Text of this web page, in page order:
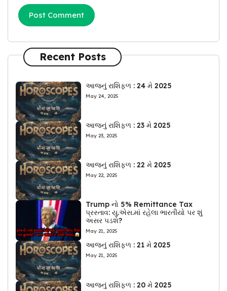
Recent Posts
આજનું રાશિફળ : 24 મે 2025
May 24, 2025
આજનું રાશિફળ : 23 મે 2025
May 23, 2025
આજનું રાશિફળ : 22 મે 2025
May 22, 2025
Trump નો 5% Remittance Tax
પ્રસ્તાવ: યુ.એસ.માં રહેલા ભારતીયો પર શું
અસર પડશે?
May 21, 2025
આજનું રાશિફળ : 21 મે 2025
May 21, 2025
આજનું રાશિફળ : 20 મે 2025